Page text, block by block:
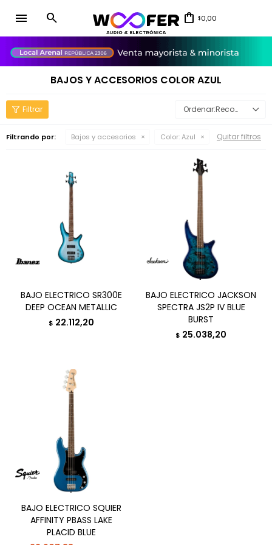
menu $0,00
BAJOS Y ACCESORIOS COLOR AZUL
Recomendados
Filtrando por: Bajos y accesorios Color:Azul Quitar filtros
BAJO ELECTRICO SR300E
DEEP OCEAN METALLIC
$ 22.112,20
BAJO ELECTRICO JACKSON
SPECTRA JS2P IV BLUE
BURST
$ 25.038,20
BAJO ELECTRICO SQUIER
AFFINITY PBASS LAKE
PLACID BLUE
close